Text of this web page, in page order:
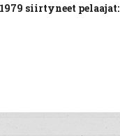
siirtyneet pelaajat: